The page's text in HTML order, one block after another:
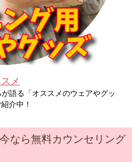
メ
語る「オススメのウェアやグッ
介中！
なら無料カウンセリング